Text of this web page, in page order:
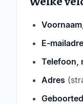
E-
Telefoon,
Adres